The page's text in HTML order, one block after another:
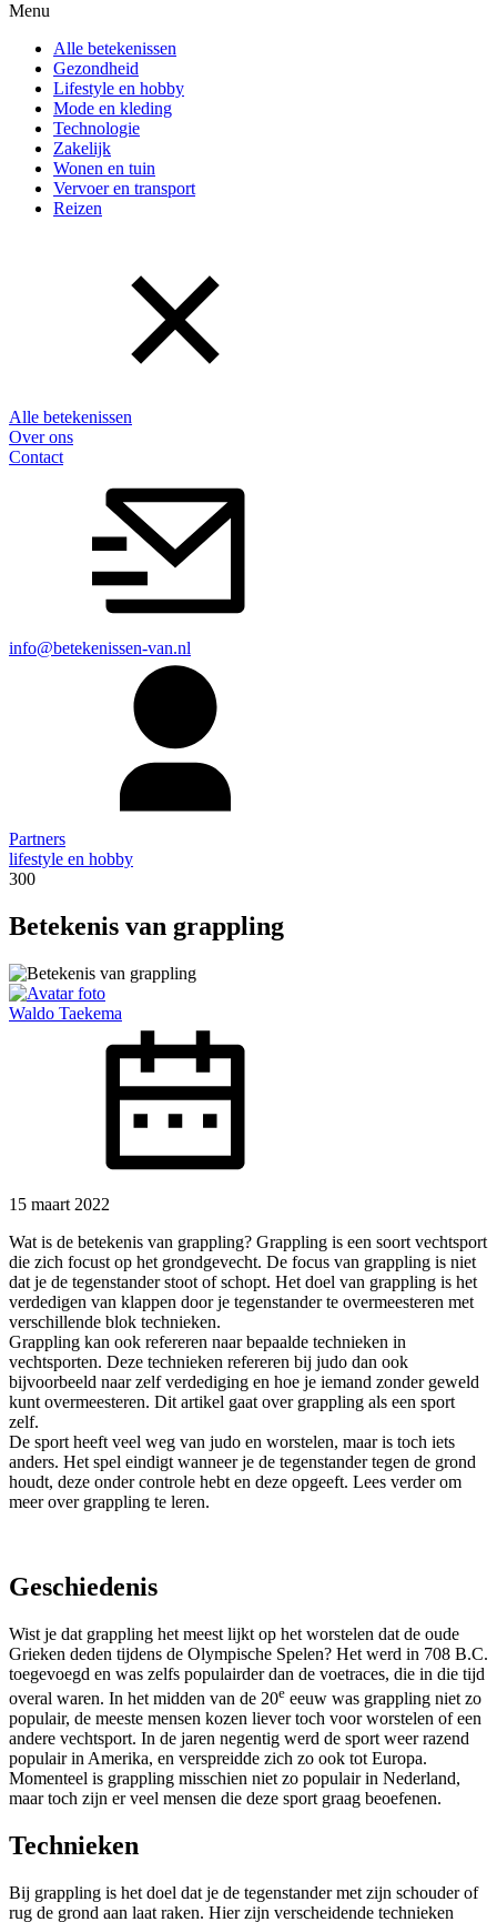
Menu
Alle betekenissen
Gezondheid
Lifestyle en hobby
Mode en kleding
Technologie
Zakelijk
Wonen en tuin
Vervoer en transport
Reizen
Alle betekenissen
Over ons
Contact
info@betekenissen-van.nl
Partners
lifestyle en hobby
300
Betekenis van grappling
Waldo Taekema
15 maart 2022
Wat is de betekenis van grappling? Grappling is een soort vechtsport
die zich focust op het grondgevecht. De focus van grappling is niet
dat je de tegenstander stoot of schopt. Het doel van grappling is het
verdedigen van klappen door je tegenstander te overmeesteren met
verschillende blok technieken.
Grappling kan ook refereren naar bepaalde technieken in
vechtsporten. Deze technieken refereren bij judo dan ook
bijvoorbeeld naar zelf verdediging en hoe je iemand zonder geweld
kunt overmeesteren. Dit artikel gaat over grappling als een sport
zelf.
De sport heeft veel weg van judo en worstelen, maar is toch iets
anders. Het spel eindigt wanneer je de tegenstander tegen de grond
houdt, deze onder controle hebt en deze opgeeft. Lees verder om
meer over grappling te leren.
Geschiedenis
Wist je dat grappling het meest lijkt op het worstelen dat de oude
Grieken deden tijdens de Olympische Spelen? Het werd in 708 B.C.
toegevoegd en was zelfs populairder dan de voetraces, die in die tijd
overal waren. In het midden van de 20e eeuw was grappling niet zo
populair, de meeste mensen kozen liever toch voor worstelen of een
andere vechtsport. In de jaren negentig werd de sport weer razend
populair in Amerika, en verspreidde zich zo ook tot Europa.
Momenteel is grappling misschien niet zo populair in Nederland,
maar toch zijn er veel mensen die deze sport graag beoefenen.
Technieken
Bij grappling is het doel dat je de tegenstander met zijn schouder of
rug de grond aan laat raken. Hier zijn verscheidende technieken